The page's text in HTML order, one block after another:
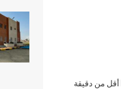
أقل من دقيقة